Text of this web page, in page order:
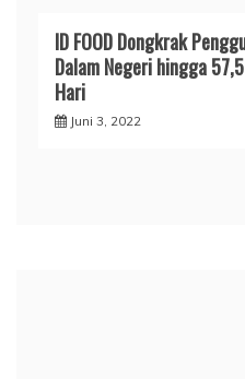
ID FOOD Dongkrak
Dalam Negeri hingga
Hari
Juni 3, 2022